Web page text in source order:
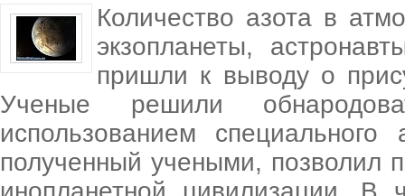
Количество азота в
экзопланеты,
пришли к выводу о
Ученые решили
использованием специального
полученный учеными, позволил